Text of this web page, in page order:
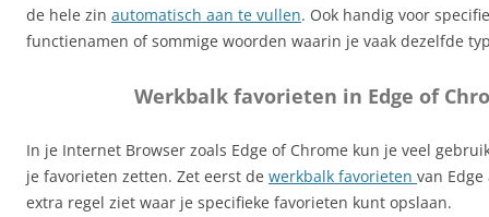
de hele zin automatisch aan te vullen. Ook handig voor
functienamen of sommige woorden waarin je vaak dezelfde
Werkbalk favorieten in Edge of
In je Internet Browser zoals Edge of Chrome kun je veel
je favorieten zetten. Zet eerst de werkbalk favorieten van
extra regel ziet waar je specifieke favorieten kunt opslaan.